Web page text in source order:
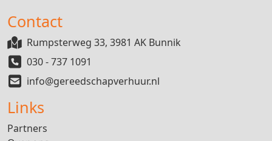
Contact
Rumpsterweg 33, 3981 AK Bunnik
030 - 737 1091
info@gereedschapverhuur.nl
Links
Partners